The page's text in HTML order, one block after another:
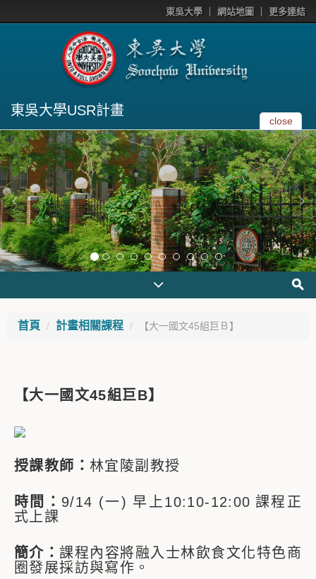
東吳大學 網站地圖 更多連結
東吳大學USR計畫
close
首頁 計畫相關課程 【大一國文45組巨Ｂ】
【大一國文45組巨B】
授課教師： 林宜陵副教授
時間： 9/14 (一) 早上10:10-12:00 課程正
式上課
簡介：課程內容將融入士林飲食文化特色商
圈發展採訪與寫作。